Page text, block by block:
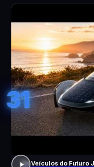
31
Os Veículos do Futuro